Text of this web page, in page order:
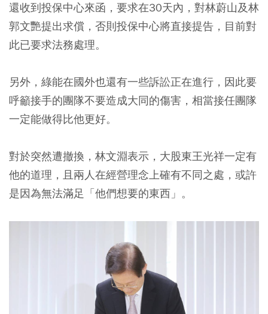
還收到投保中心來函，要求在30天內，對林蔚山及林
郭文艷提出求償，否則投保中心將直接提告，目前對
此已要求法務處理。
另外，綠能在國外也還有一些訴訟正在進行，因此要
呼籲接手的團隊不要造成大同的傷害，相當接任團隊
一定能做得比他更好。
對於突然遭撤換，林文淵表示，大股東王光祥一定有
他的道理，且兩人在經營理念上確有不同之處，或許
是因為無法滿足「他們想要的東西」。